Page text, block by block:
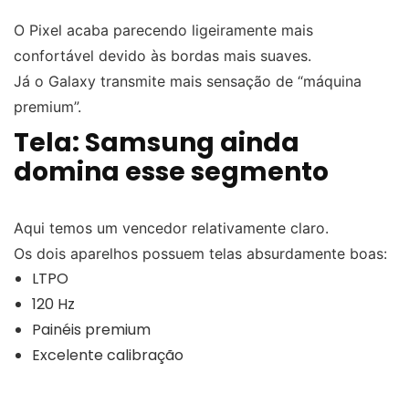
O Pixel acaba parecendo ligeiramente mais
confortável devido às bordas mais suaves.
Já o Galaxy transmite mais sensação de “máquina
premium”.
Tela: Samsung ainda
domina esse segmento
Aqui temos um vencedor relativamente claro.
Os dois aparelhos possuem telas absurdamente boas:
LTPO
120 Hz
Painéis premium
Excelente calibração